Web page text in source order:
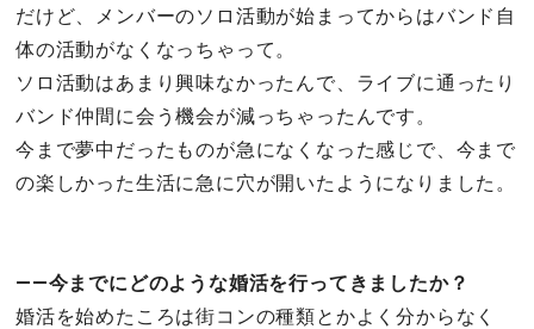
だけど、メンバーのソロ活動が始まってからはバンド自
体の活動がなくなっちゃって。
ソロ活動はあまり興味なかったんで、ライブに通ったり
バンド仲間に会う機会が減っちゃったんです。
今まで夢中だったものが急になくなった感じで、今まで
の楽しかった生活に急に穴が開いたようになりました。
――今までにどのような婚活を行ってきましたか？
婚活を始めたころは街コンの種類とかよく分からなく